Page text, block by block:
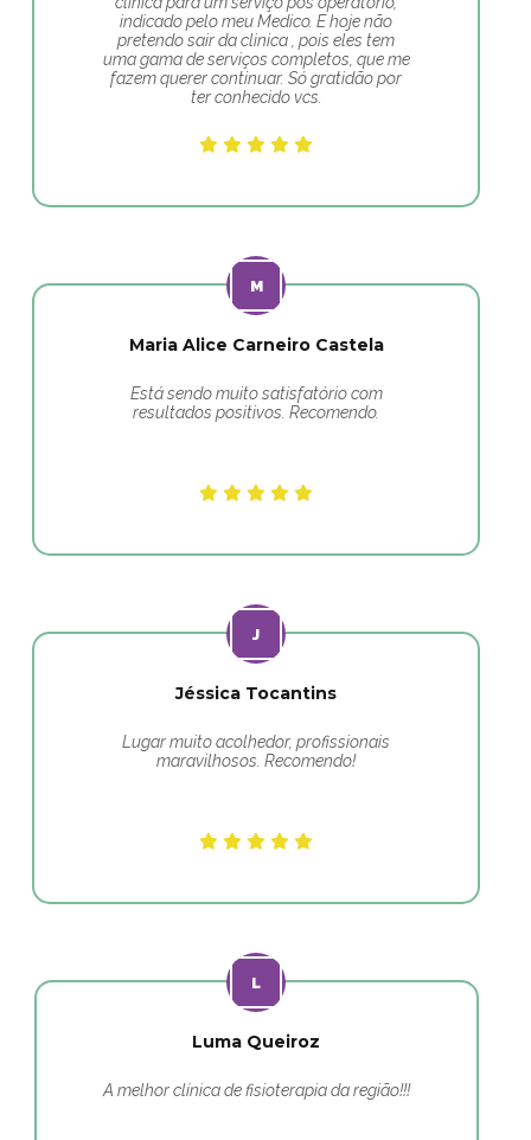
indicado pelo meu Medico. E hoje não
pretendo sair da clinica , pois eles tem
uma gama de serviços completos, que me
fazem querer continuar. Só gratidão por
ter conhecido vcs.
Maria Alice Carneiro Castela
Está sendo muito satisfatório com
resultados positivos. Recomendo.
Jéssica Tocantins
Lugar muito acolhedor, profissionais
maravilhosos. Recomendo!
Luma Queiroz
A melhor clínica de fisioterapia da região!!!